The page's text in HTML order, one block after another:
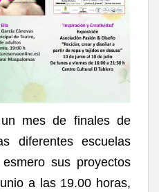
mes de finales de
diferentes escuelas
sus proyectos
a las 19.00 horas,